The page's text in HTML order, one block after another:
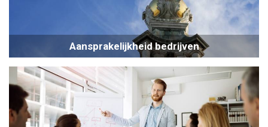
Aansprakelijkheid bedrijven